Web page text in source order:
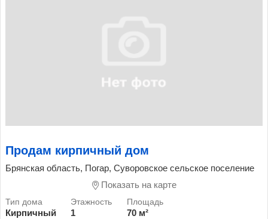
Продам кирпичный дом
Брянская область, Погар, Суворовское сельское поселение
Показать на карте
Кирпичный 1
70 м²